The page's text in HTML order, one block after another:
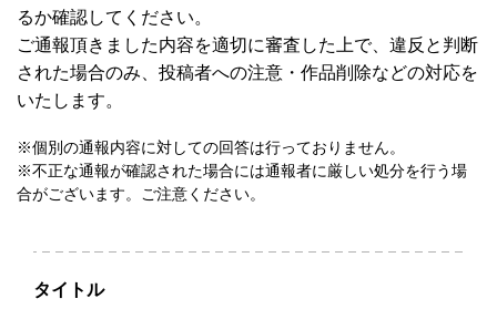
るか確認してください。
ご通報頂きました内容を適切に審査した上で、違反と判断
された場合のみ、投稿者への注意・作品削除などの対応を
いたします。
※個別の通報内容に対しての回答は行っておりません。
※不正な通報が確認された場合には通報者に厳しい処分を行う場
合がございます。ご注意ください。
タイトル